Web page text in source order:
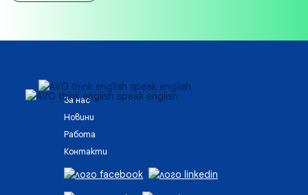
За нас
Новини
Работа
Контакти